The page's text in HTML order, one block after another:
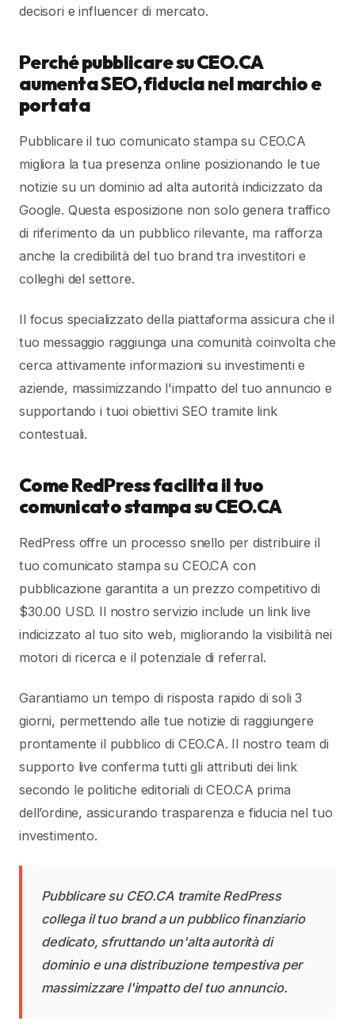
decisori e influencer di mercato.
Perché pubblicare su CEO.CA
aumenta SEO, fiducia nel marchio e
portata
Pubblicare il tuo comunicato stampa su CEO.CA
migliora la tua presenza online posizionando le tue
notizie su un dominio ad alta autorità indicizzato da
Google. Questa esposizione non solo genera traffico
di riferimento da un pubblico rilevante, ma rafforza
anche la credibilità del tuo brand tra investitori e
colleghi del settore.
Il focus specializzato della piattaforma assicura che il
tuo messaggio raggiunga una comunità coinvolta che
cerca attivamente informazioni su investimenti e
aziende, massimizzando l'impatto del tuo annuncio e
supportando i tuoi obiettivi SEO tramite link
contestuali.
Come RedPress facilita il tuo
comunicato stampa su CEO.CA
RedPress offre un processo snello per distribuire il
tuo comunicato stampa su CEO.CA con
pubblicazione garantita a un prezzo competitivo di
$30.00 USD. Il nostro servizio include un link live
indicizzato al tuo sito web, migliorando la visibilità nei
motori di ricerca e il potenziale di referral.
Garantiamo un tempo di risposta rapido di soli 3
giorni, permettendo alle tue notizie di raggiungere
prontamente il pubblico di CEO.CA. Il nostro team di
supporto live conferma tutti gli attributi dei link
secondo le politiche editoriali di CEO.CA prima
dell’ordine, assicurando trasparenza e fiducia nel tuo
investimento.
Pubblicare su CEO.CA tramite RedPress
collega il tuo brand a un pubblico finanziario
dedicato, sfruttando un'alta autorità di
dominio e una distribuzione tempestiva per
massimizzare l'impatto del tuo annuncio.